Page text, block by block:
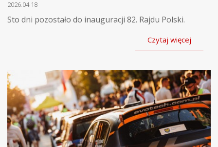
2026.04.18
Sto dni pozostało do inauguracji 82. Rajdu Polski.
Czytaj więcej